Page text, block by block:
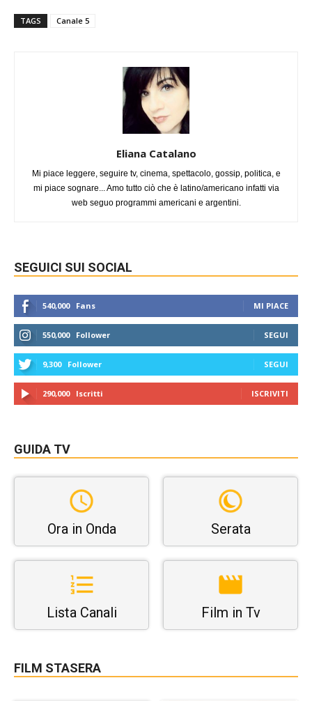
TAGS Canale 5
Eliana Catalano
Mi piace leggere, seguire tv, cinema, spettacolo, gossip, politica, e
mi piace sognare... Amo tutto ciò che è latino/americano infatti via
web seguo programmi americani e argentini.
SEGUICI SUI SOCIAL
540,000 Fans MI PIACE
550,000 Follower SEGUI
9,300 Follower SEGUI
290,000 Iscritti ISCRIVITI
GUIDA TV
Ora in Onda Serata
Lista Canali Film in Tv
FILM STASERA